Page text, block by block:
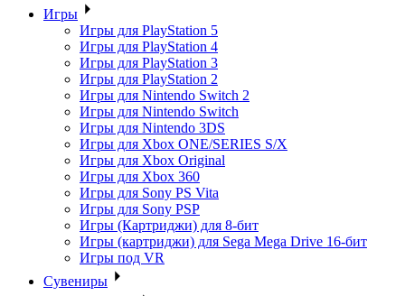
Игры
Игры для PlayStation 5
Игры для PlayStation 4
Игры для PlayStation 3
Игры для PlayStation 2
Игры для Nintendo Switch 2
Игры для Nintendo Switch
Игры для Nintendo 3DS
Игры для Xbox ONE/SERIES S/X
Игры для Xbox Original
Игры для Xbox 360
Игры для Sony PS Vita
Игры для Sony PSP
Игры (Картриджи) для 8-бит
Игры (картриджи) для Sega Mega Drive 16-бит
Игры под VR
Сувениры